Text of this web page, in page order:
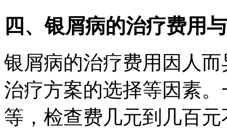
四、银屑病的治疗费用
银屑病的治疗费用因人
治疗方案的选择等因素
等，检查费几元到几百